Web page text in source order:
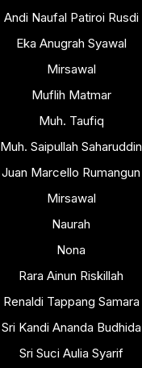
Andi Naufal Patiroi Rusdi
Eka Anugrah Syawal
Mirsawal
Muflih Matmar
Muh. Taufiq
Muh. Saipullah Saharuddin
Juan Marcello Rumangun
Mirsawal
Naurah
Nona
Rara Ainun Riskillah
Renaldi Tappang Samara
Sri Kandi Ananda Budhida
Sri Suci Aulia Syarif